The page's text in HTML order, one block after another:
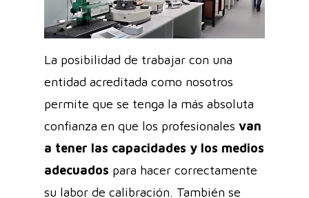
La posibilidad de trabajar con una
entidad acreditada como nosotros
permite que se tenga la más absoluta
confianza en que los profesionales van
a tener las capacidades y los medios
adecuados para hacer correctamente
su labor de calibración. También se